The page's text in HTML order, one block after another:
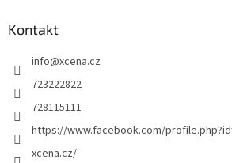
Kontakt
info@xcena.cz
723222822
728115111
https://www.facebook.com/
xcena.cz/